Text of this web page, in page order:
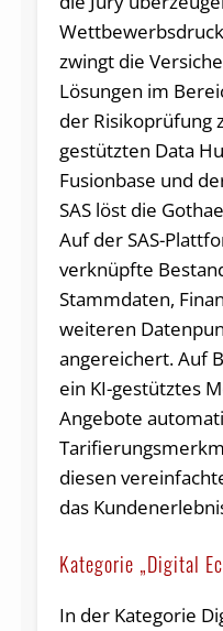
zwingt die
Lösungen im
der Risikoprüfung
gestützten Data
Fusionbase und
SAS löst die
Auf der SAS-
verknüpfte
Stammdaten,
weiteren
angereichert. Auf
ein KI-gestütztes
Angebote
diesen
das
Kategorie „Digital
In der Kategorie